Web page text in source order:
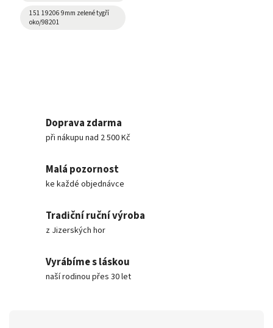
151 19206 9mm zelené tygří
oko/98201
Doprava zdarma
při nákupu nad 2 500 Kč
Malá pozornost
ke každé objednávce
Tradiční ruční výroba
z Jizerských hor
Vyrábíme s láskou
naší rodinou přes 30 let